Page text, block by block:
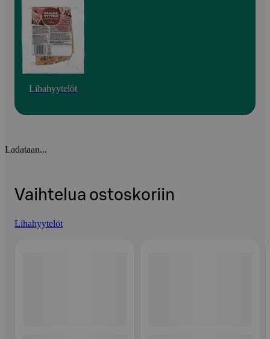
Lihahyytelöt
Ladataan...
Vaihtelua ostoskoriin
Lihahyytelöt